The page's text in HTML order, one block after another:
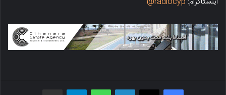
فیسبوک X لینکدین واتس اپ تلگرام